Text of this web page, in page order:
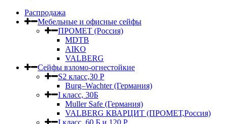
Распродажа
Мебельные и офисные сейфы
ПРОМЕТ (Россия)
MDTB
AIKO
VALBERG
Сейфы взломо-огнестойкие
S2 класс,30 Р
Burg–Wachter (Германия)
I класс, 30Б
Muller Safe (Германия)
VALBERG КВАРЦИТ (ПРОМЕТ,Россия)
I класс, 60 Б и 120 Р